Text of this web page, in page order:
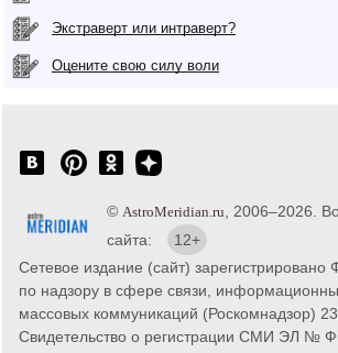
Экстраверт или интраверт?
Оцените свою силу воли
© AstroMeridian.ru , 2006–2026.
сайта:
12+
Сетевое издание (сайт)
по надзору в сфере связи,
массовых коммуникаций (Роскомнадзор)
Свидетельство о регистрации СМИ ЭЛ №